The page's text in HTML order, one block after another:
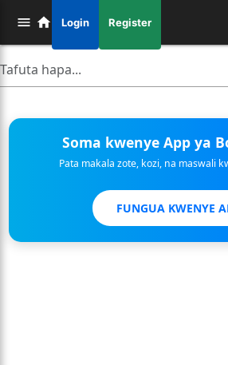
Login Register
Soma kwenye App ya
Pata makala zote, kozi, na maswali
FUNGUA KWENYE